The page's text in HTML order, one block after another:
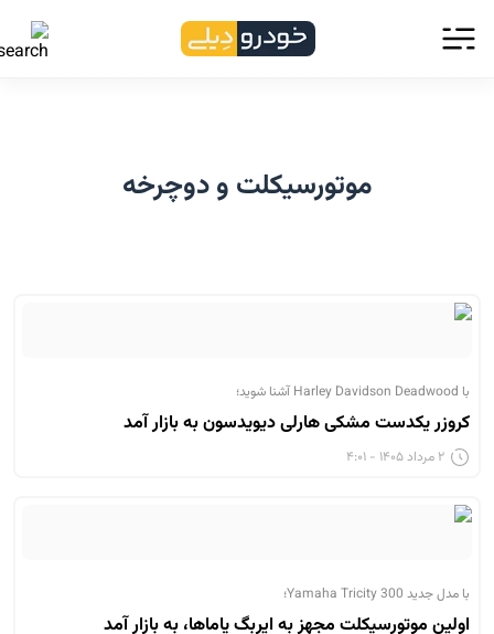
موتورسیکلت و دوچرخه
با Harley Davidson Deadwood آشنا شوید؛
کروزر یکدست مشکی هارلی دیویدسون به بازار آمد
۲ مرداد ۱۴۰۵ - ۴:۰۱
با مدل جدید Yamaha Tricity 300؛
اولین موتورسیکلت مجهز به ایربگ یاماها، به بازار آمد